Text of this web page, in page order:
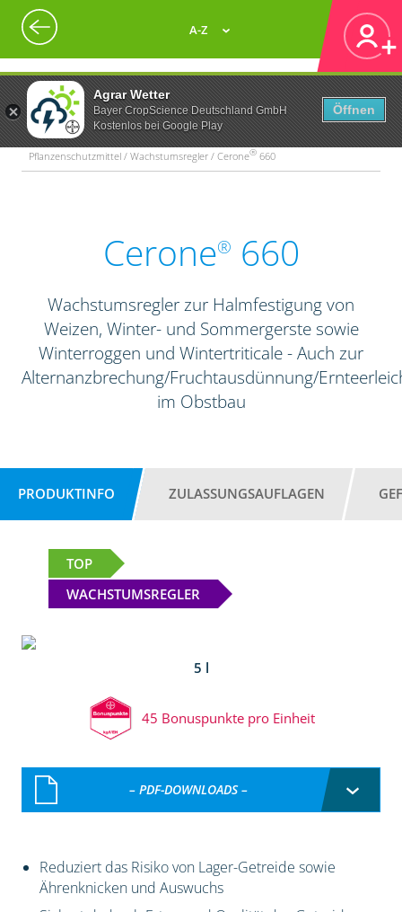
Agrar Wetter
Bayer CropScience Deutschland GmbH
Kostenlos bei Google Play
Öffnen
A-Z
Pflanzenschutzmittel / Wachstumsregler / Cerone® 660
Cerone® 660
Wachstumsregler zur Halmfestigung von
Weizen, Winter- und Sommergerste sowie
Winterroggen und Wintertriticale - Auch zur
Alternanzbrechung/Fruchtausdünnung/
im Obstbau
PRODUKTINFO ZULASSUNGSAUFLAGEN
TOP
WACHSTUMSREGLER
5 l
45 Bonuspunkte pro Einheit
– PDF-DOWNLOADS –
Reduziert das Risiko von Lager-Getreide sowie
Ährenknicken und Auswuchs